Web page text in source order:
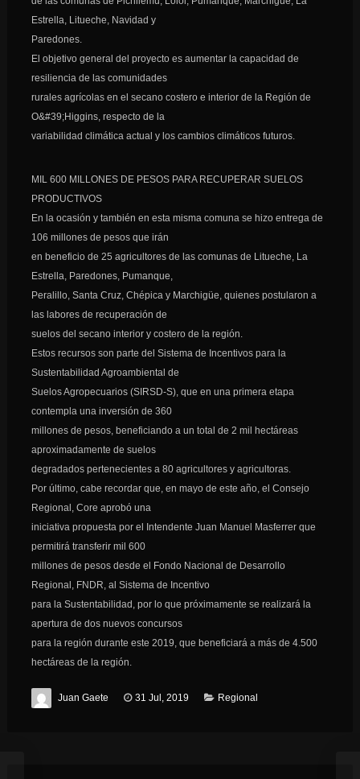
Estrella, Litueche, Navidad y
Paredones.
El objetivo general del proyecto es aumentar la capacidad de
resiliencia de las comunidades
rurales agrícolas en el secano costero e interior de la Región de
O&#39;Higgins, respecto de la
variabilidad climática actual y los cambios climáticos futuros.
MIL 600 MILLONES DE PESOS PARA RECUPERAR SUELOS
PRODUCTIVOS
En la ocasión y también en esta misma comuna se hizo entrega de
106 millones de pesos que irán
en beneficio de 25 agricultores de las comunas de Litueche, La
Estrella, Paredones, Pumanque,
Peralillo, Santa Cruz, Chépica y Marchigüe, quienes postularon a
las labores de recuperación de
suelos del secano interior y costero de la región.
Estos recursos son parte del Sistema de Incentivos para la
Sustentabilidad Agroambiental de
Suelos Agropecuarios (SIRSD-S), que en una primera etapa
contempla una inversión de 360
millones de pesos, beneficiando a un total de 2 mil hectáreas
aproximadamente de suelos
degradados pertenecientes a 80 agricultores y agricultoras.
Por último, cabe recordar que, en mayo de este año, el Consejo
Regional, Core aprobó una
iniciativa propuesta por el Intendente Juan Manuel Masferrer que
permitirá transferir mil 600
millones de pesos desde el Fondo Nacional de Desarrollo
Regional, FNDR, al Sistema de Incentivo
para la Sustentabilidad, por lo que próximamente se realizará la
apertura de dos nuevos concursos
para la región durante este 2019, que beneficiará a más de 4.500
hectáreas de la región.
Juan Gaete 31 Jul, 2019 Regional